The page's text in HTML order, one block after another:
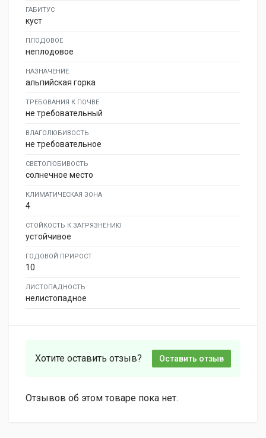
ГАБИТУС
куст
ПЛОДОВОЕ
неплодовое
НАЗНАЧЕНИЕ
альпийская горка
ТРЕБОВАНИЯ К ПОЧВЕ
не требовательный
ВЛАГОЛЮБИВОСТЬ
не требовательное
СВЕТОЛЮБИВОСТЬ
солнечное место
КЛИМАТИЧЕСКАЯ ЗОНА
4
СТОЙКОСТЬ К ЗАГРЯЗНЕНИЮ
устойчивое
ГОДОВОЙ ПРИРОСТ
10
ЛИСТОПАДНОСТЬ
нелистопадное
Хотите оставить отзыв? Оставить отзыв
Отзывов об этом товаре пока нет.